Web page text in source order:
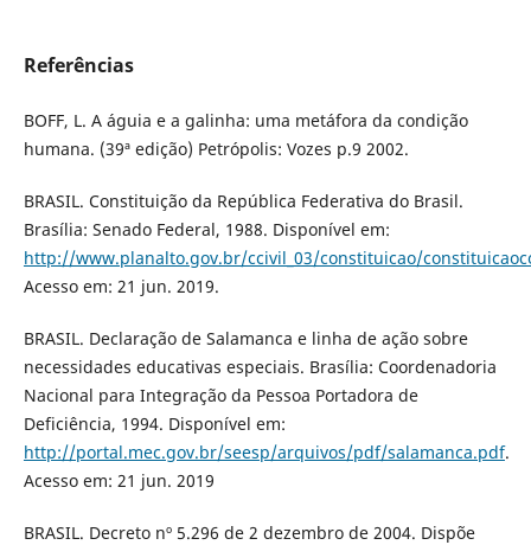
Referências
BOFF, L. A águia e a galinha: uma metáfora da condição
humana. (39ª edição) Petrópolis: Vozes p.9 2002.
BRASIL. Constituição da República Federativa do Brasil.
Brasília: Senado Federal, 1988. Disponível em:
http://www.planalto.gov.br/ccivil_03/constituicao/
Acesso em: 21 jun. 2019.
BRASIL. Declaração de Salamanca e linha de ação sobre
necessidades educativas especiais. Brasília: Coordenadoria
Nacional para Integração da Pessoa Portadora de
Deficiência, 1994. Disponível em:
http://portal.mec.gov.br/seesp/arquivos/pdf/salamanca.pdf.
Acesso em: 21 jun. 2019
BRASIL. Decreto nº 5.296 de 2 dezembro de 2004. Dispõe